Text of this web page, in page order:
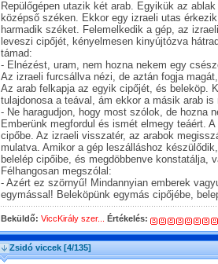
Repülőgépen utazik két arab. Egyikük az
középső széken. Ekkor egy izraeli utas
harmadik széket. Felemelkedik a gép, az
leveszi cipőjét, kényelmesen kinyújtózva
támad:
- Elnézést, uram, nem hozna nekem egy
Az izraeli furcsállva nézi, de aztán fogja
Az arab felkapja az egyik cipőjét, és beleköp.
tulajdonosa a teával, ám ekkor a másik arab
- Ne haragudjon, hogy most szólok, de hozna
Emberünk megfordul és ismét elmegy teáért.
cipőbe. Az izraeli visszatér, az arabok
mulatva. Amikor a gép leszálláshoz
belelép cipőibe, és megdöbbenve konstatálja,
Félhangosan megszólal:
- Azért ez szörnyű! Mindannyian emberek
egymással! Beleköpünk egymás cipőjébe,
Beküldő: ViccKirály szer... Értékelés:
Zsidó viccek [4/135]